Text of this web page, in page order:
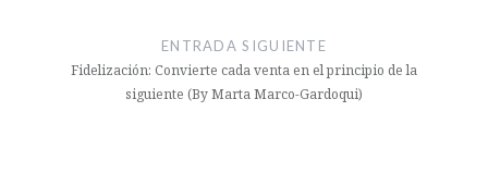
ENTRADA SIGUIENTE
Fidelización: Convierte cada venta en el principio de la
siguiente (By Marta Marco-Gardoqui)